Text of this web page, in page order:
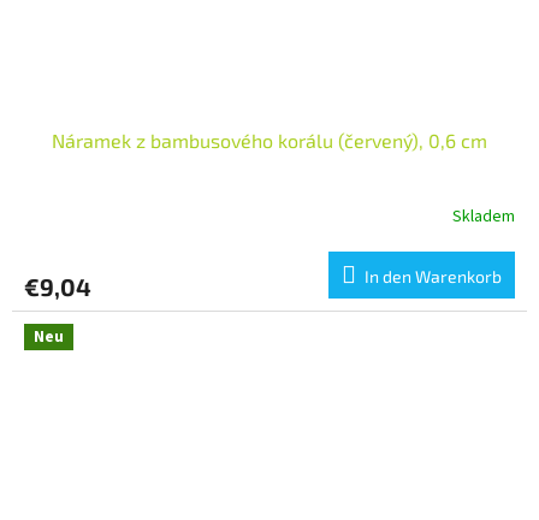
Náramek z bambusového korálu (červený), 0,6 cm
Skladem
€9,04 In den Warenkorb
Neu